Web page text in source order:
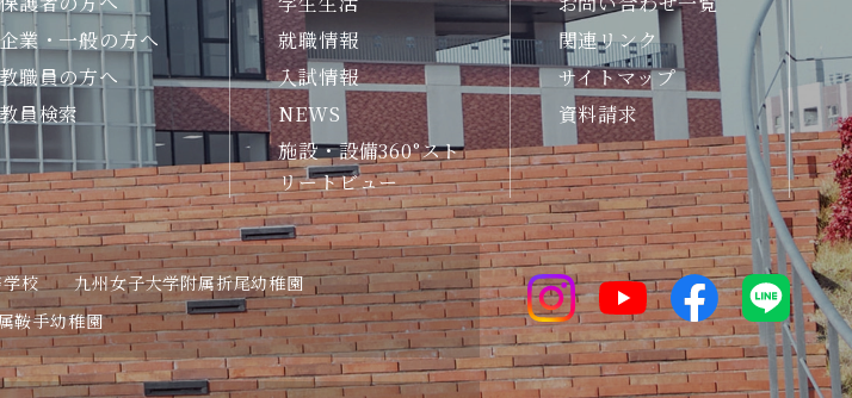
企業・一般の方へ
教職員の方へ
教員検索
就職情報
入試情報
NEWS
施設・設備360°スト
リートビュー
関連リンク
サイトマップ
資料請求
校
九州女子大学附属折尾幼稚園
鞍手幼稚園